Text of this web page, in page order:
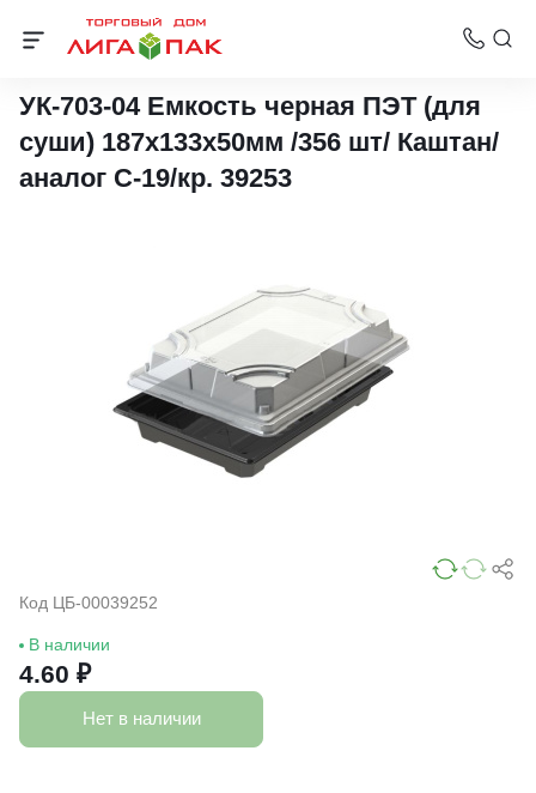
Упаковка для суши
УК-703-04 Емкость черная ПЭТ (для
суши) 187х133х50мм /356 шт/ Каштан/
аналог С-19/кр. 39253
Код ЦБ-00039252
В наличии
4.60 ₽
Нет в наличии